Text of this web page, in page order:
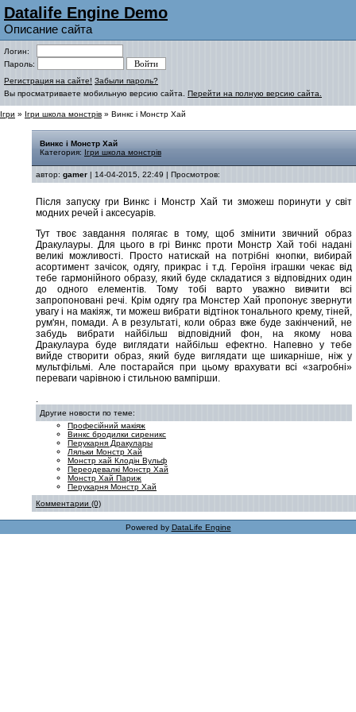
Datalife Engine Demo
Описание сайта
Логин:
Пароль:
Регистрация на сайте! Забыли пароль?
Вы просматриваете мобильную версию сайта. Перейти на полную версию сайта.
Ігри » Ігри школа монстрів » Винкс і Монстр Хай
Винкс і Монстр Хай
Категория: Ігри школа монстрів
автор: gamer | 14-04-2015, 22:49 | Просмотров:
Після запуску гри Винкс і Монстр Хай ти зможеш поринути у світ
модних речей і аксесуарів.
Тут твоє завдання полягає в тому, щоб змінити звичний образ
Дракулауры. Для цього в грі Винкс проти Монстр Хай тобі надані
великі можливості. Просто натискай на потрібні кнопки, вибирай
асортимент зачісок, одягу, прикрас і т.д. Героїня іграшки чекає від
тебе гармонійного образу, який буде складатися з відповідних один
до одного елементів. Тому тобі варто уважно вивчити всі
запропоновані речі. Крім одягу гра Монстер Хай пропонує звернути
увагу і на макіяж, ти можеш вибрати відтінок тонального крему, тіней,
рум'ян, помади. А в результаті, коли образ вже буде закінчений, не
забудь вибрати найбільш відповідний фон, на якому нова
Дракулаура буде виглядати найбільш ефектно. Напевно у тебе
вийде створити образ, який буде виглядати ще шикарніше, ніж у
мультфільмі. Але постарайся при цьому врахувати всі «загробні»
переваги чарівною і стильною вампірши.
.
Другие новости по теме:
Професійний макіяж
Винкс бродилки сиреникс
Перукарня Дракулары
Ляльки Монстр Хай
Монстр хай Клодін Вульф
Переодевалкі Монстр Хай
Монстр Хай Париж
Перукарня Монстр Хай
Комментарии (0)
Powered by DataLife Engine